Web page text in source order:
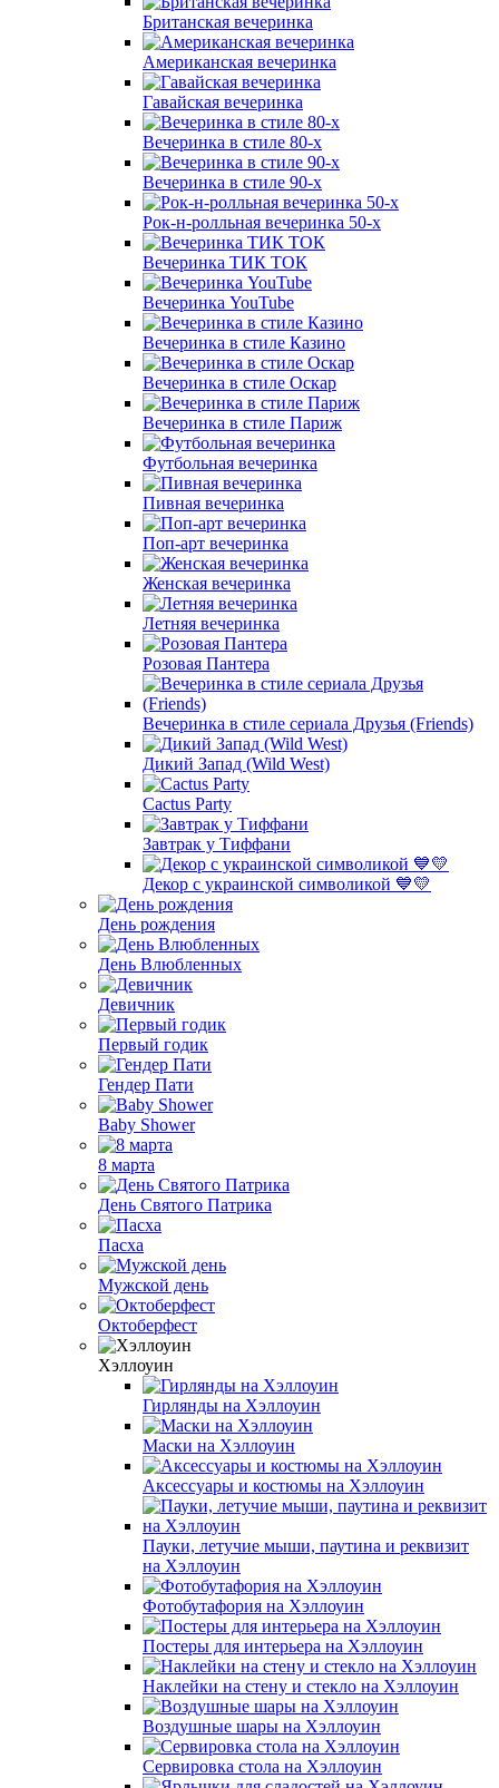
Британская вечеринка
Американская вечеринка
Гавайская вечеринка
Вечеринка в стиле 80-х
Вечеринка в стиле 90-х
Рок-н-ролльная вечеринка 50-х
Вечеринка ТИК ТОК
Вечеринка YouTube
Вечеринка в стиле Казино
Вечеринка в стиле Оскар
Вечеринка в стиле Париж
Футбольная вечеринка
Пивная вечеринка
Поп-арт вечеринка
Женская вечеринка
Летняя вечеринка
Розовая Пантера
Вечеринка в стиле сериала Друзья (Friends)
Дикий Запад (Wild West)
Cactus Party
Завтрак у Тиффани
Декор с украинской символикой 💙💛
День рождения
День Влюбленных
Девичник
Первый годик
Гендер Пати
Baby Shower
8 марта
День Святого Патрика
Пасха
Мужской день
Октоберфест
Хэллоуин
Гирлянды на Хэллоуин
Маски на Хэллоуин
Аксессуары и костюмы на Хэллоуин
Пауки, летучие мыши, паутина и реквизит
на Хэллоуин
Фотобутафория на Хэллоуин
Постеры для интерьера на Хэллоуин
Наклейки на стену и стекло на Хэллоуин
Воздушные шары на Хэллоуин
Сервировка стола на Хэллоуин